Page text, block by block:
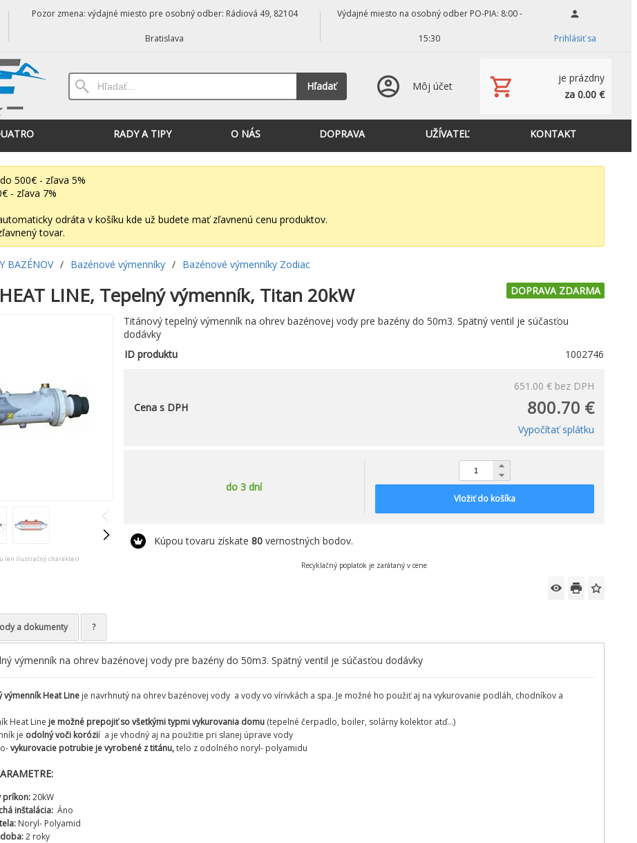
Pozor zmena: výdajné miesto pre osobný odber: Rádiová 49, 82104
Bratislava
Výdajné miesto na osobný odber PO-PIA: 8:00 -
15:30 Prihlásiť sa
Hľadať Môj účet
je prázdny
za 0.00 €
RADY A TIPY O NÁS DOPRAVA UŽÍVATEĽ KONTAKT
500€ - zľava 5%
- zľava 7%
odráta v košíku kde už budete mať zľavnenú cenu produktov.
tovar.
BAZÉNOV / Bazénové výmenníky / Bazénové výmenníky Zodiac
DOPRAVA ZDARMA
LINE, Tepelný výmenník, Titan 20kW
len ilustračný charakter)
Titánový tepelný výmenník na ohrev bazénovej vody pre bazény do 50m3. Spätný ventil je súčasťou
dodávky
ID produktu
1002746
651.00 € bez DPH
800.70 €
Cena s DPH
Vypočítať splátku
do 3 dní
Vložiť do košíka
Kúpou tovaru získate 80vernostných bodov.
Recyklačný poplatok je zarátaný v cene
a dokumenty ?
výmenník na ohrev bazénovej vody pre bazény do 50m3. Spätný ventil je súčasťou dodávky
Heat Lineje navrhnutý na ohrev bazénovej vody a vody vo vírivkách a spa. Je možné ho použiť aj na vykurovanie podláh, chodníkov a
Heat Line je možné prepojiť so všetkými typmi vykurovania domu(tepelné čerpadlo, boiler, solárny kolektor atď...)
je odolný voči korózií a je vhodný aj na použitie pri slanej úprave vody
vykurovacie potrubie je vyrobené z titánu,telo z odolného noryl- polyamidu
príkon:20kW
inštalácia:Áno
Noryl- Polyamid
2 roky